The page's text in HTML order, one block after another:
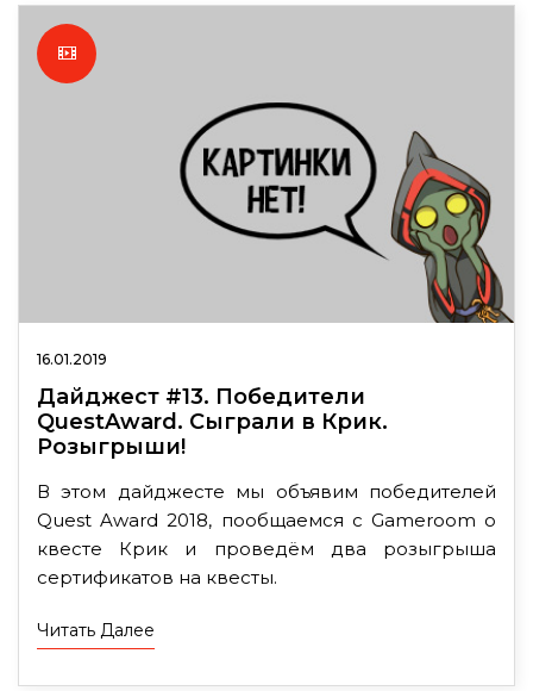
16.01.2019
Дайджест #13. Победители
QuestAward. Сыграли в Крик.
Розыгрыши!
В этом дайджесте мы объявим победителей
Quest Award 2018, пообщаемся с Gameroom о
квесте Крик и проведём два розыгрыша
сертификатов на квесты.
Читать Далее